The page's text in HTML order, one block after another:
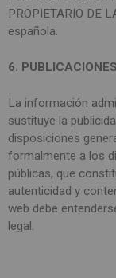
PROPIETARIO DE
española.
6. PUBLICACIONES
La información
sustituye la
disposiciones
formalmente a los
públicas, que
autenticidad y
web debe
legal.